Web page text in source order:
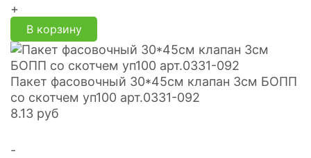
+
В корзину
Пакет фасовочный 30*45см клапан 3см БОПП
со скотчем уп100 арт.0331-092
8.13 руб
-